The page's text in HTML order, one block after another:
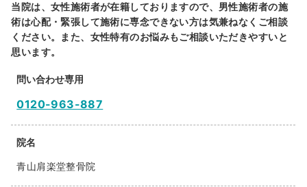
当院は、女性施術者が在籍しておりますので、男性施術者の施
術は心配・緊張して施術に専念できない方は気兼ねなくご相談
ください。また、女性特有のお悩みもご相談いただきやすいと
思います。
問い合わせ専用
0120-963-887
院名
青山肩楽堂整骨院